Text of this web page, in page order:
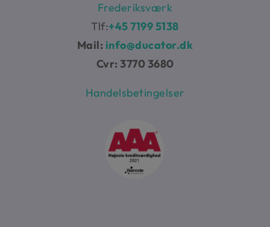
Frederiksværk
Tlf:+45 7199 5138
Mail: info@ducator.dk
Cvr: 3770 3680
Handelsbetingelser